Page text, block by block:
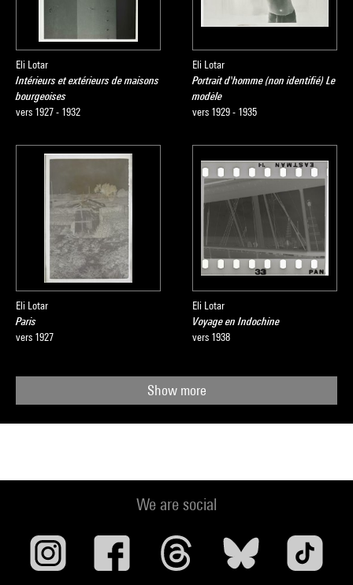
Eli Lotar
Intérieurs et extérieurs de maisons
bourgeoises
vers 1927 - 1932
Eli Lotar
Portrait d'homme (non identifié) Le
modèle
vers 1929 - 1935
Eli Lotar
Paris
vers 1927
Eli Lotar
Voyage en Indochine
vers 1938
Show more
We are social